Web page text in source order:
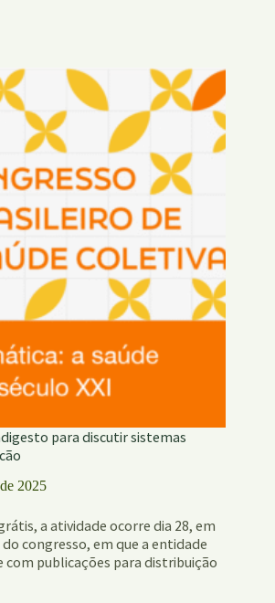
para discutir sistemas
2025
a atividade ocorre dia 28, em
do congresso, em que a entidade
publicações para distribuição